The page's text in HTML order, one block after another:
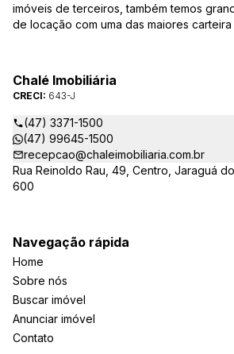
imóveis de terceiros, também temos
de locação com uma das maiores
Arte Imóveis. E também reavaliamos a
Valores.
Chalé Imobiliária
CRECI: 643-J
(47) 3371-1500
(47) 99645-1500
recepcao@chaleimobiliaria.com.br
Rua Reinoldo Rau, 49, Centro, Jaraguá
600
Navegação rápida
Home
Sobre nós
Buscar imóvel
Anunciar imóvel
Contato